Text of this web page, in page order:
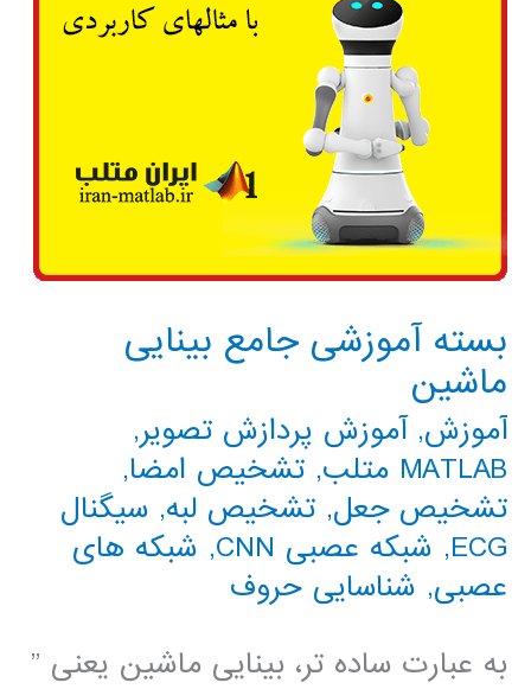
بسته آموزشی جامع بینایی
ماشین
آموزش,آموزش پردازش تصویر,
MATLAB متلب
, تشخیص امضا,
تشخیص جعل, تشخیص لبه, سیگنال
ECG
, شبکه عصبی CNN , شبکه های
عصبی, شناسایی حروف
به عبارت ساده تر، بینایی ماشین یعنی ”